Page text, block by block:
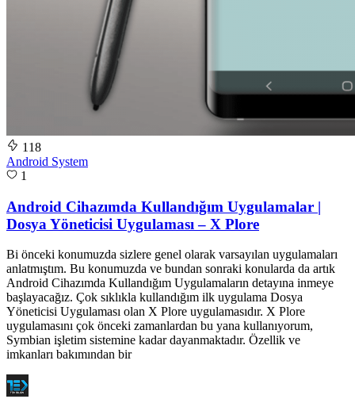
118
Android System
1
Android Cihazımda Kullandığım Uygulamalar |
Dosya Yöneticisi Uygulaması – X Plore
Bi önceki konumuzda sizlere genel olarak varsayılan uygulamaları
anlatmıştım. Bu konumuzda ve bundan sonraki konularda da artık
Android Cihazımda Kullandığım Uygulamaların detayına inmeye
başlayacağız. Çok sıklıkla kullandığım ilk uygulama Dosya
Yöneticisi Uygulaması olan X Plore uygulamasıdır. X Plore
uygulamasını çok önceki zamanlardan bu yana kullanıyorum,
Symbian işletim sistemine kadar dayanmaktadır. Özellik ve
imkanları bakımından bir